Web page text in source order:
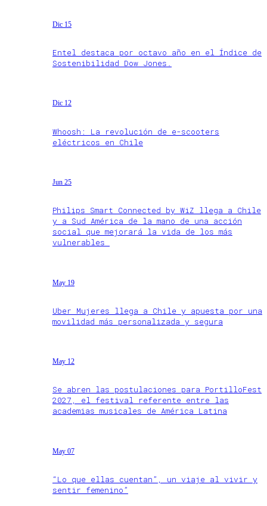
Dic 15
Entel destaca por octavo año en el Índice de
Sostenibilidad Dow Jones.
Dic 12
Whoosh: La revolución de e-scooters
eléctricos en Chile
Jun 25
Philips Smart Connected by WiZ llega a Chile
y a Sud América de la mano de una acción
social que mejorará la vida de los más
vulnerables
May 19
Uber Mujeres llega a Chile y apuesta por una
movilidad más personalizada y segura
May 12
Se abren las postulaciones para PortilloFest
2027, el festival referente entre las
academias musicales de América Latina
May 07
“Lo que ellas cuentan”, un viaje al vivir y
sentir femenino”